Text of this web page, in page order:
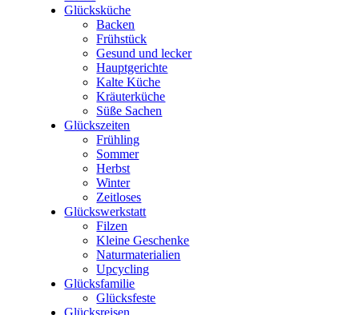
Glücksküche
Backen
Frühstück
Gesund und lecker
Hauptgerichte
Kalte Küche
Kräuterküche
Süße Sachen
Glückszeiten
Frühling
Sommer
Herbst
Winter
Zeitloses
Glückswerkstatt
Filzen
Kleine Geschenke
Naturmaterialien
Upcycling
Glücksfamilie
Glücksfeste
Glücksreisen